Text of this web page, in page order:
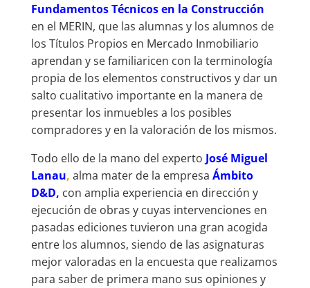
Fundamentos Técnicos en la Construcción
en el MERIN, que las alumnas y los alumnos de
los Títulos Propios en Mercado Inmobiliario
aprendan y se familiaricen con la terminología
propia de los elementos constructivos y dar un
salto cualitativo importante en la manera de
presentar los inmuebles a los posibles
compradores y en la valoración de los mismos.
Todo ello de la mano del experto José Miguel
Lanau, alma mater de la empresa Ámbito
D&D, con amplia experiencia en dirección y
ejecución de obras y cuyas intervenciones en
pasadas ediciones tuvieron una gran acogida
entre los alumnos, siendo de las asignaturas
mejor valoradas en la encuesta que realizamos
para saber de primera mano sus opiniones y